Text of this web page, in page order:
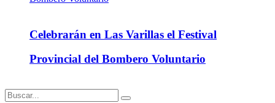
Celebrarán en Las Varillas el Festival
Provincial del Bombero Voluntario